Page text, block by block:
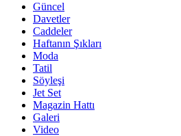
Güncel
Davetler
Caddeler
Haftanın Şıkları
Moda
Tatil
Söyleşi
Jet Set
Magazin Hattı
Galeri
Video